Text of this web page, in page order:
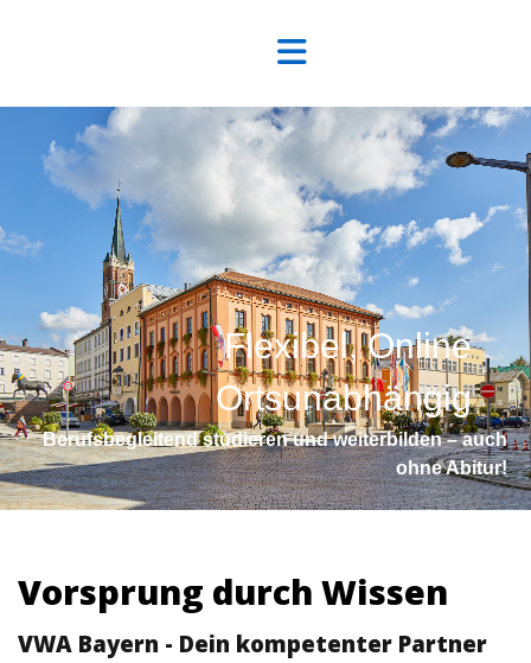
Flexibel, Online
Ortsunabhängig
Berufsbegleitend studieren und weiterbilden – auch
ohne Abitur!
Vorsprung durch Wissen
VWA Bayern - Dein kompetenter Partner